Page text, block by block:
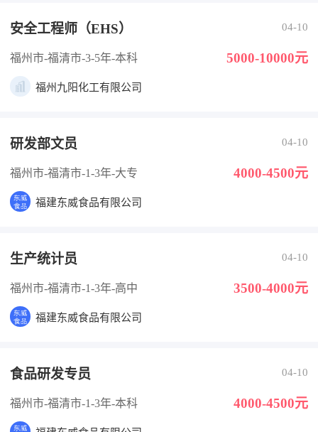
安全工程师（EHS） 04-10
福州市-福清市-3-5年-本科 5000-10000元
福州九阳化工有限公司
研发部文员 04-10
福州市-福清市-1-3年-大专 4000-4500元
福建东威食品有限公司
生产统计员 04-10
福州市-福清市-1-3年-高中 3500-4000元
福建东威食品有限公司
食品研发专员 04-10
福州市-福清市-1-3年-本科 4000-4500元